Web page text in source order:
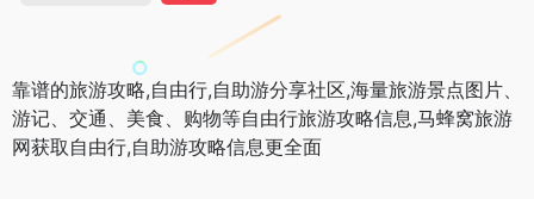
靠谱的旅游攻略,自由行,自助游分享社区,海量旅游景点图片、
游记、交通、美食、购物等自由行旅游攻略信息,马蜂窝旅游
网获取自由行,自助游攻略信息更全面